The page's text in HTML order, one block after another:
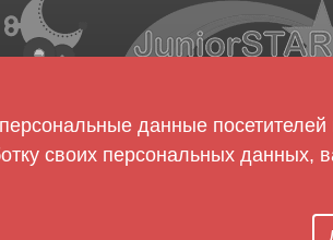
данные посетителей
своих персональных данных,